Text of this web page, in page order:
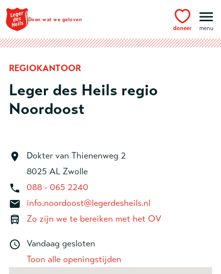
Ga naar hoofdinhoud
Doen wat we geloven
doneer menu
REGIOKANTOOR
Leger des Heils regio
Noordoost
Dokter van Thienenweg 2
8025 AL Zwolle
088 - 065 2240
info.noordoost@legerdesheils.nl
Zo zijn we te bereiken met het OV
Vandaag gesloten
Toon alle openingstijden